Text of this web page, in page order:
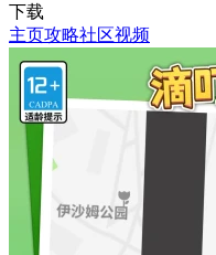
下载
主页攻略社区视频